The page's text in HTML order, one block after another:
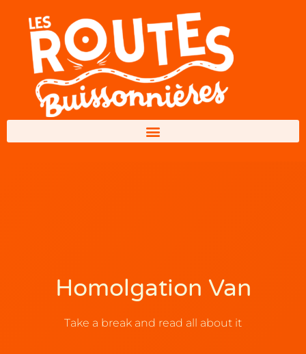
Homolgation Van
Take a break and read all about it